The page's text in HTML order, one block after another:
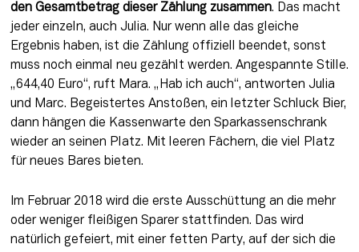
den Gesamtbetrag dieser Zählung zusammen. Das macht
jeder einzeln, auch Julia. Nur wenn alle das gleiche
Ergebnis haben, ist die Zählung offiziell beendet, sonst
muss noch einmal neu gezählt werden. Angespannte Stille.
„644,40 Euro“, ruft Mara. „Hab ich auch“, antworten Julia
und Marc. Begeistertes Anstoßen, ein letzter Schluck Bier,
dann hängen die Kassenwarte den Sparkassenschrank
wieder an seinen Platz. Mit leeren Fächern, die viel Platz
für neues Bares bieten.
Im Februar 2018 wird die erste Ausschüttung an die mehr
oder weniger fleißigen Sparer stattfinden. Das wird